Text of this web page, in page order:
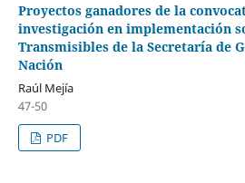
Proyectos ganadores de la
investigación en implementación
Transmisibles de la Secretaría de
Nación
Raúl Mejía
47-50
PDF